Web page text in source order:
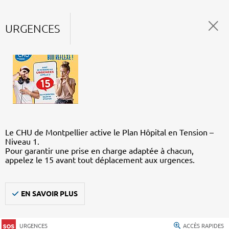
URGENCES
Le CHU de Montpellier active le Plan Hôpital en Tension –
Niveau 1.
Pour garantir une prise en charge adaptée à chacun,
appelez le 15 avant tout déplacement aux urgences.
EN SAVOIR PLUS
URGENCES ACCÈS RAPIDES